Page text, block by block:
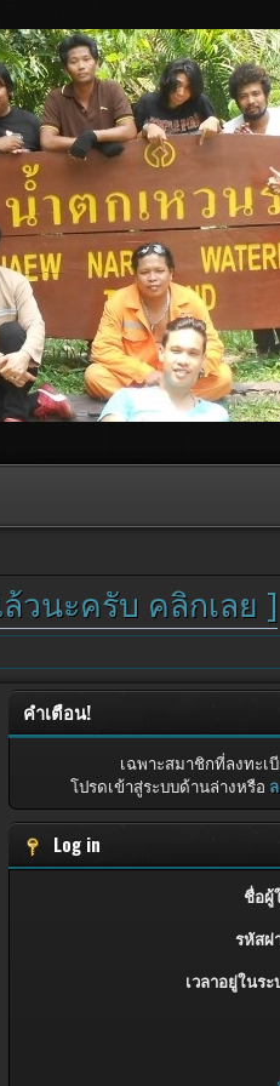
วนะครับ คลิกเลย ]
คำเตือน!
เฉพาะสมาชิกที่ลงทะ
โปรดเข้าสู่ระบบด้านล่างหรือ
Log in
ชื่อผู้
รหัสผ่
เวลาอยู่ในระ